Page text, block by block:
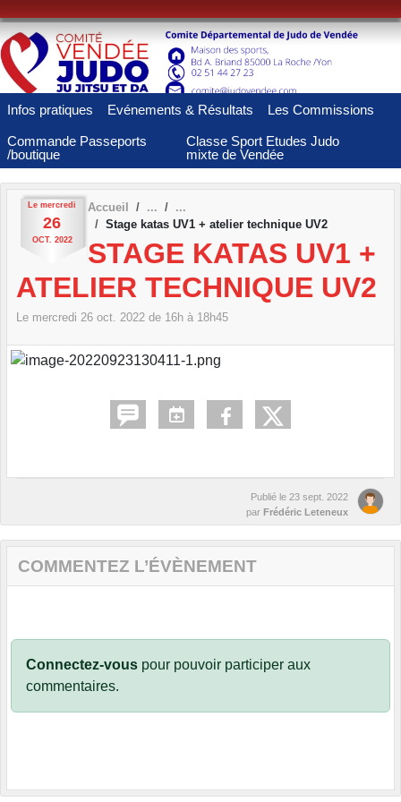
Infos pratiques Evénements & Résultats Les Commissions
Commande Passeports
/boutique
Classe Sport Etudes Judo
mixte de Vendée
Le mercredi
26
OCT. 2022
Accueil
Stage katas UV1 + atelier technique UV2
STAGE KATAS UV1 +
ATELIER TECHNIQUE UV2
Le mercredi 26 oct. 2022 de 16h à 18h45
Publié le 23 sept. 2022
par Frédéric Leteneux
COMMENTEZ L’ÉVÈNEMENT
Connectez-vous pour pouvoir participer aux
commentaires.